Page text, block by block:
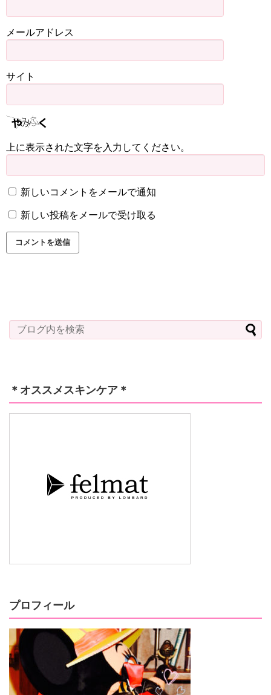
メールアドレス
サイト
上に表示された文字を入力してください。
新しいコメントをメールで通知
新しい投稿をメールで受け取る
＊オススメスキンケア＊
プロフィール